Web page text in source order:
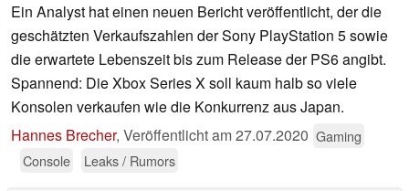
Ein Analyst hat einen neuen Bericht veröffentlicht, der die
geschätzten Verkaufszahlen der Sony PlayStation 5 sowie
die erwartete Lebenszeit bis zum Release der PS6 angibt.
Spannend: Die Xbox Series X soll kaum halb so viele
Konsolen verkaufen wie die Konkurrenz aus Japan.
Hannes Brecher, Veröffentlicht am27.07.2020 Gaming
Console
Leaks / Rumors